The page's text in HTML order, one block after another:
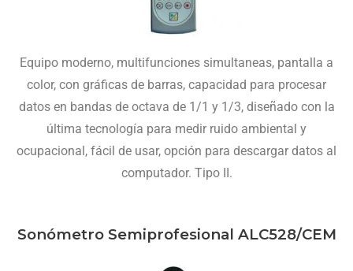
Equipo moderno, multifunciones simultaneas, pantalla a
color, con gráficas de barras, capacidad para procesar
datos en bandas de octava de 1/1 y 1/3, diseñado con la
última tecnología para medir ruido ambiental y
ocupacional, fácil de usar, opción para descargar datos al
computador. Tipo II.
Sonómetro Semiprofesional ALC528/CEM